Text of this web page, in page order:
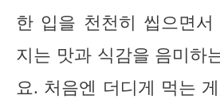
한 입을 천천히 씹으면
지는 맛과 식감을 음미하
요. 처음엔 더디게 먹는